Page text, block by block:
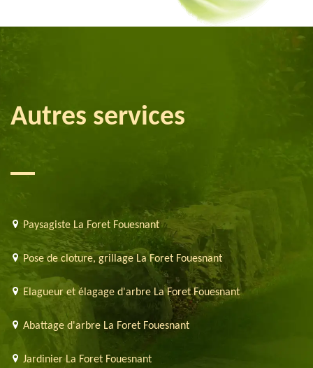
Autres services
Paysagiste La Foret Fouesnant
Pose de cloture, grillage La Foret Fouesnant
Elagueur et élagage d'arbre La Foret Fouesnant
Abattage d'arbre La Foret Fouesnant
Jardinier La Foret Fouesnant